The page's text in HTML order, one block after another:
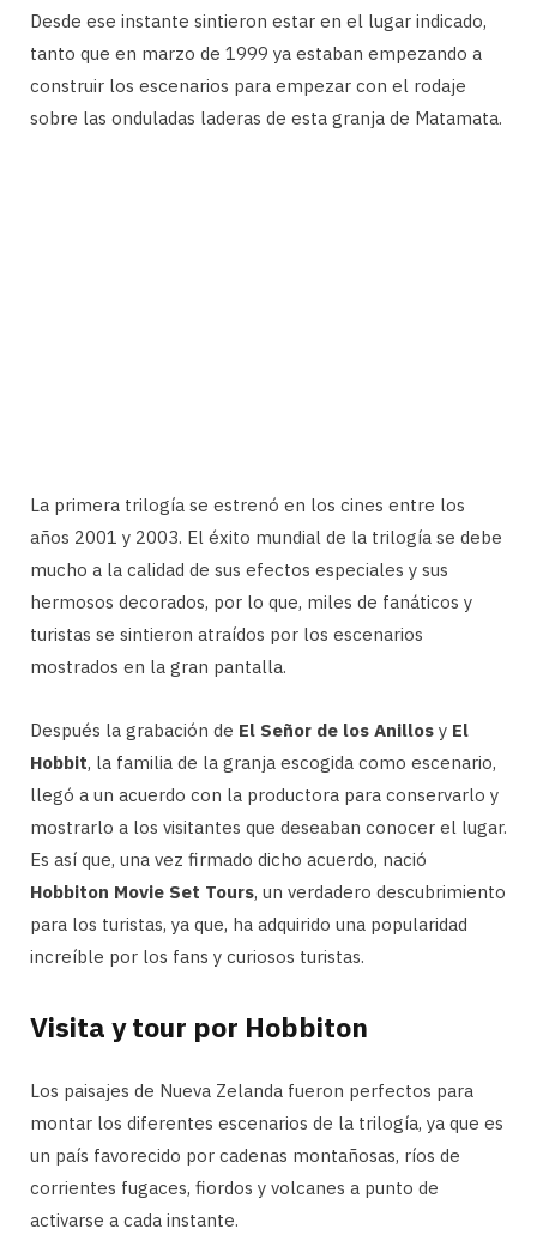
Desde ese instante sintieron estar en el lugar indicado,
tanto que en marzo de 1999 ya estaban empezando a
construir los escenarios para empezar con el rodaje
sobre las onduladas laderas de esta granja de Matamata.
La primera trilogía se estrenó en los cines entre los
años 2001 y 2003. El éxito mundial de la trilogía se debe
mucho a la calidad de sus efectos especiales y sus
hermosos decorados, por lo que, miles de fanáticos y
turistas se sintieron atraídos por los escenarios
mostrados en la gran pantalla.
Después la grabación de El Señor de los Anillos y El
Hobbit, la familia de la granja escogida como escenario,
llegó a un acuerdo con la productora para conservarlo y
mostrarlo a los visitantes que deseaban conocer el lugar.
Es así que, una vez firmado dicho acuerdo, nació
Hobbiton Movie Set Tours, un verdadero descubrimiento
para los turistas, ya que, ha adquirido una popularidad
increíble por los fans y curiosos turistas.
Visita y tour por Hobbiton
Los paisajes de Nueva Zelanda fueron perfectos para
montar los diferentes escenarios de la trilogía, ya que es
un país favorecido por cadenas montañosas, ríos de
corrientes fugaces, fiordos y volcanes a punto de
activarse a cada instante.